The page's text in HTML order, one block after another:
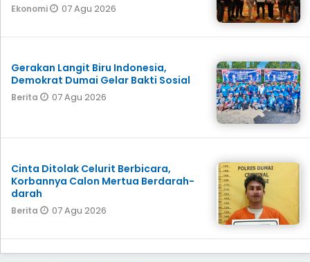
Ekonomi 07 Agu 2026
Gerakan Langit Biru Indonesia,
Demokrat Dumai Gelar Bakti Sosial
Berita 07 Agu 2026
Cinta Ditolak Celurit Berbicara,
Korbannya Calon Mertua Berdarah-
darah
Berita 07 Agu 2026